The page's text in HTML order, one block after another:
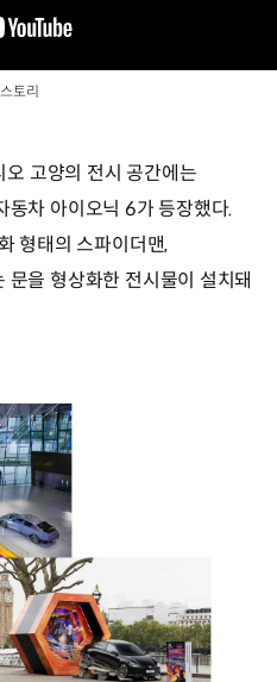
토리
고양의 전시 공간에는
동차 아이오닉 6가 등장했다.
형태의 스파이더맨,
을 형상화한 전시물이 설치돼